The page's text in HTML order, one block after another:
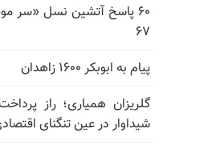
۶۰ پاسخ آتشین نسل «سر
۶۷
پیام به ابوبکر ۱۶۰۰ زاهدان
گلریزان همیاری؛ راز
شیداوار در عین تنگنای